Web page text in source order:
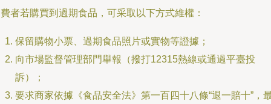
者若購買到過期食品，可采取以下方式維權：
保留購物小票、過期食品照片或實物等證據；
向市場監督管理部門舉報（撥打12315熱線或通過平臺投
訴）；
要求商家依據《食品安全法》第一百四十八條“退一賠十”，